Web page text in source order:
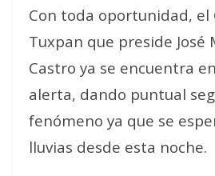
Con toda oportunidad, el
Tuxpan que preside José
Castro ya se encuentra
alerta, dando puntual
fenómeno ya que se
lluvias desde esta noche.